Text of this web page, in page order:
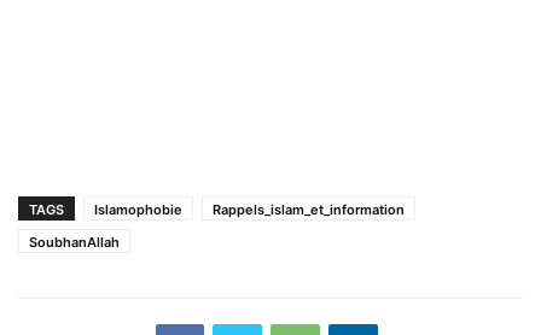
TAGS Islamophobie
Rappels_islam_et_information
SoubhanAllah